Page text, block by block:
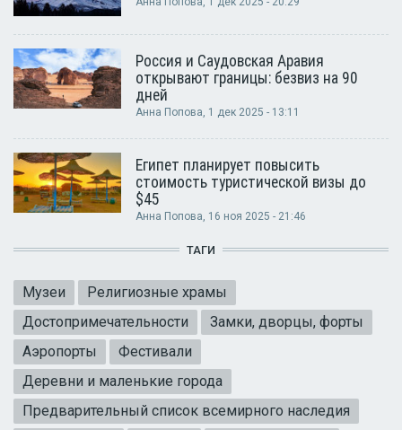
Россия и Саудовская Аравия
открывают границы: безвиз на 90
дней
Анна Попова, 1 дек 2025 - 13:11
Египет планирует повысить
стоимость туристической визы до
$45
Анна Попова, 16 ноя 2025 - 21:46
ТАГИ
Музеи
Религиозные храмы
Достопримечательности
Замки, дворцы, форты
Аэропорты
Фестивали
Деревни и маленькие города
Предварительный список всемирного наследия